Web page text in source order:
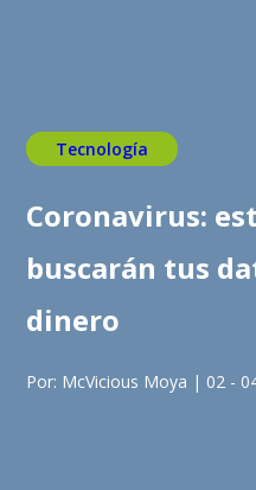
Tecnología
Coronavirus:
buscarán tus
dinero
Por: McVicious Moya | 02 -